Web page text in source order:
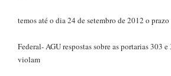
temos até o dia 24 de setembro de 2012 o
Federal- AGU respostas sobre as portarias 303
violam